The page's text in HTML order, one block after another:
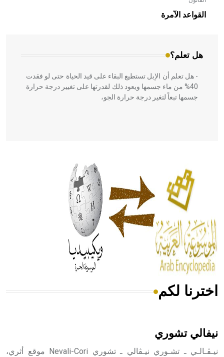
القواعد الآمرة
هل تعلم؟
بالعمارة الإسلامية في بلاد الشام ومصر خاصة، حيث يحرص
المعمار على بناء مداميكه وخاصة في الواجهات
- هل تعلم أن الإبل تستطيع البقاء على قيد الحياة حتى لو فقدت
40% من ماء جسمها ويعود ذلك لقدرتها على تغيير درجة حرارة
جسمها تبعاً لتغير درجة حرارة الجو،
الحكم، الأدلة، تنظيم التغذية، ورسالته في جروح الرأس. ويعود
له الفضل بأنه حرر الطب من الدين والفلسفة.
- هل تعلم أن المرجان إفراز حيواني يتكون في البحر ويتركب
من مادة كربونات الكلسيوم، وهو أحمر أو شديد الحمرة وهو
أجود أنواعه، ويمتاز بكبر الحجم ويسمى الش
هل تعلم أن الأبسيد كلمة فرنسية اللفظ تم اعتمادها مصطلحاً
اخترنا لكم
نيفالي تشوري
نيـڤـالـي ـ تشـوري نيـڤالي ـ تشوري Nevali-Cori موقع أثري،